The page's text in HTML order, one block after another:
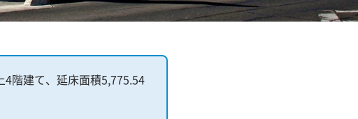
階建て、延床面積5,775.54